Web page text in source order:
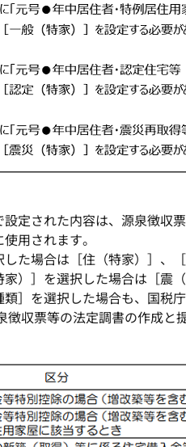
定された内容は、源泉徴収
用されます。
した場合は［住（特家）］、
家）］を選択した場合は［震
］を選択した場合も、国税
徴収票等の法定調書の作成と